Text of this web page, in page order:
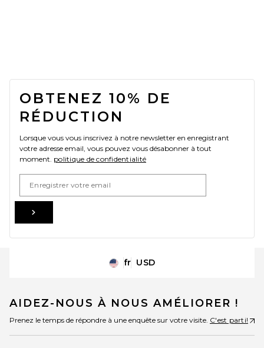
FOOTER
OBTENEZ 10% DE
RÉDUCTION
Lorsque vous vous inscrivez à notre newsletter en enregistrant
votre adresse email, vous pouvez vous désabonner à tout
moment. politique de confidentialité
Change Country Regions
fr USD
AIDEZ-NOUS À NOUS AMÉLIORER !
Prenez le temps de répondre à une enquête sur votre visite. C'est parti!